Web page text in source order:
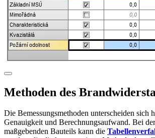
Methoden des
Die Bemessungsmethoden unterscheiden sich
Genauigkeit und Berechnungsaufwand. Bei
maßgebenden Bauteils kann die